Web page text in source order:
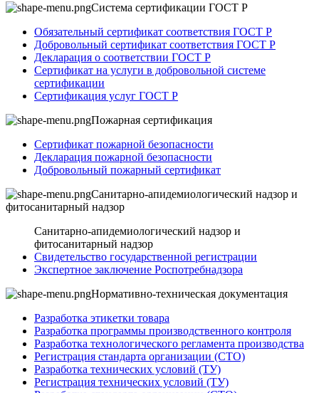
Система сертификации ГОСТ Р
Обязательный сертификат соответствия ГОСТ Р
Добровольный сертификат соответствия ГОСТ Р
Декларация о соответствии ГОСТ Р
Сертификат на услуги в добровольной системе
сертификации
Сертификация услуг ГОСТ Р
Пожарная сертификация
Сертификат пожарной безопасности
Декларация пожарной безопасности
Добровольный пожарный сертификат
Санитарно-апидемиологический надзор и
фитосанитарный надзор
Санитарно-апидемиологический надзор и
фитосанитарный надзор
Свидетельство государственной регистрации
Экспертное заключение Роспотребнадзора
Нормативно-техническая документация
Разработка этикетки товара
Разработка программы производственного контроля
Разработка технологического регламента производства
Регистрация стандарта организации (СТО)
Разработка технических условий (ТУ)
Регистрация технических условий (ТУ)